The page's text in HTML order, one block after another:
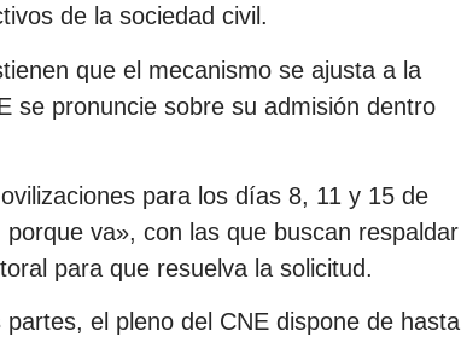
de la sociedad civil.
que el mecanismo se ajusta a la
se pronuncie sobre su admisión dentro
para los días 8, 11 y 15 de
va», con las que buscan respaldar
para que resuelva la solicitud.
el pleno del CNE dispone de hasta